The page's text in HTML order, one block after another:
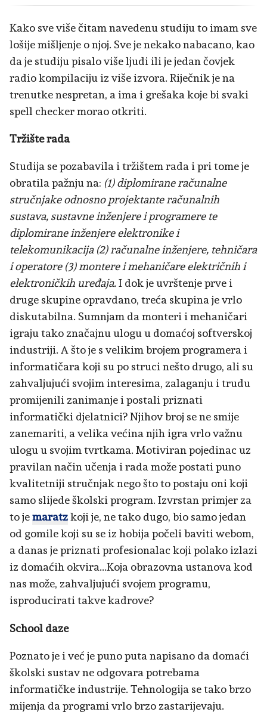
Kako sve više čitam navedenu studiju to imam sve
lošije mišljenje o njoj. Sve je nekako nabacano, kao
da je studiju pisalo više ljudi ili je jedan čovjek
radio kompilaciju iz više izvora. Riječnik je na
trenutke nespretan, a ima i grešaka koje bi svaki
spell checker morao otkriti.
Tržište rada
Studija se pozabavila i tržištem rada i pri tome je
obratila pažnju na: (1) diplomirane računalne
stručnjake odnosno projektante računalnih
sustava, sustavne inženjere i programere te
diplomirane inženjere elektronike i
telekomunikacija (2) računalne inženjere, tehničara
i operatore (3) montere i mehaničare električnih i
elektroničkih uređaja.I dok je uvrštenje prve i
druge skupine opravdano, treća skupina je vrlo
diskutabilna. Sumnjam da monteri i mehaničari
igraju tako značajnu ulogu u domaćoj softverskoj
industriji. A što je s velikim brojem programera i
informatičara koji su po struci nešto drugo, ali su
zahvaljujući svojim interesima, zalaganju i trudu
promijenili zanimanje i postali priznati
informatički djelatnici? Njihov broj se ne smije
zanemariti, a velika većina njih igra vrlo važnu
ulogu u svojim tvrtkama. Motiviran pojedinac uz
pravilan način učenja i rada može postati puno
kvalitetniji stručnjak nego što to postaju oni koji
samo slijede školski program. Izvrstan primjer za
to jemaratzkoji je, ne tako dugo, bio samo jedan
od gomile koji su se iz hobija počeli baviti webom,
a danas je priznati profesionalac koji polako izlazi
iz domaćih okvira...Koja obrazovna ustanova kod
nas može, zahvaljujući svojem programu,
isproducirati takve kadrove?
School daze
Poznato je i već je puno puta napisano da domaći
školski sustav ne odgovara potrebama
informatičke industrije. Tehnologija se tako brzo
mijenja da programi vrlo brzo zastarijevaju.